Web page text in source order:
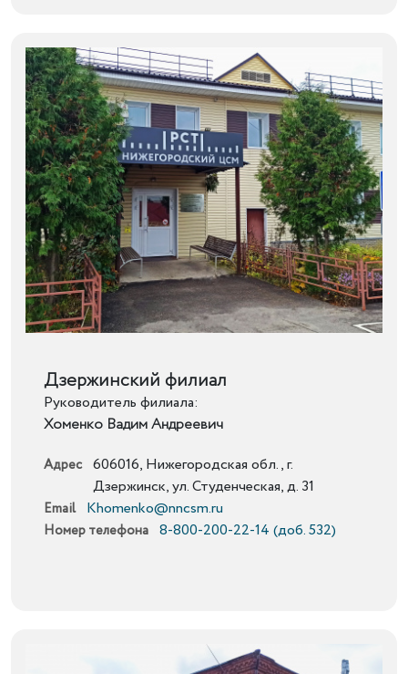
Подробнее
Дзержинский филиал
Руководитель филиала:
Хоменко Вадим Андреевич
Адрес 606016, Нижегородская обл., г.
Дзержинск, ул. Студенческая, д. 31
Email Khomenko@nncsm.ru
Номер телефона 8-800-200-22-14 (доб. 532)